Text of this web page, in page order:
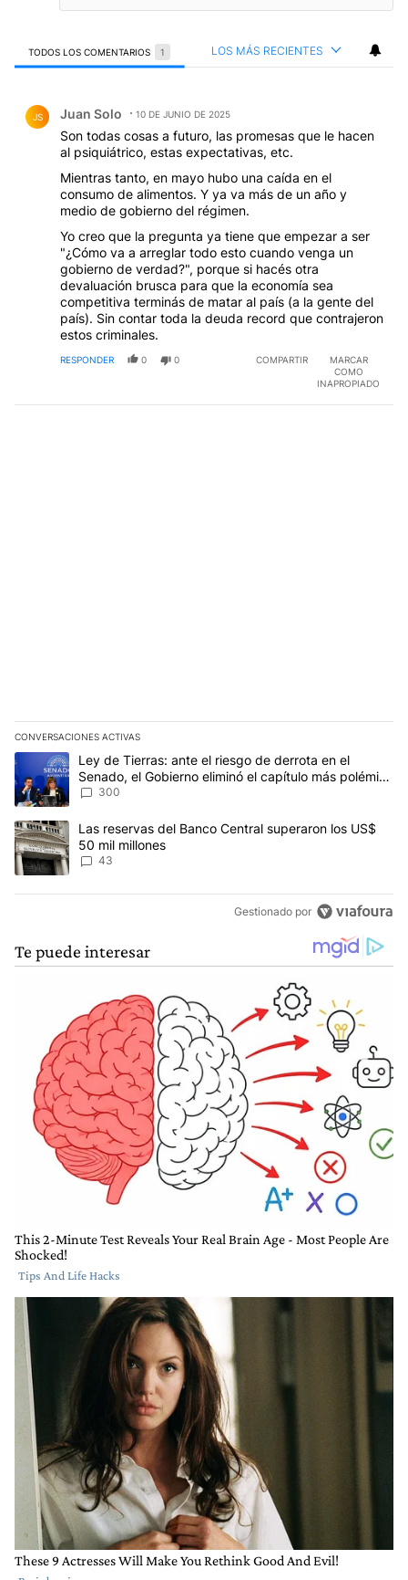
TODOS LOS COMENTARIOS 1 LOS MÁS RECIENTES
JS Juan Solo 10 DE JUNIO DE 2025
Son todas cosas a futuro, las promesas que le hacen
al psiquiátrico, estas expectativas, etc.
Mientras tanto, en mayo hubo una caída en el
consumo de alimentos. Y ya va más de un año y
medio de gobierno del régimen.
Yo creo que la pregunta ya tiene que empezar a ser
"¿Cómo va a arreglar todo esto cuando venga un
gobierno de verdad?", porque si hacés otra
devaluación brusca para que la economía sea
competitiva terminás de matar al país (a la gente del
país). Sin contar toda la deuda record que contrajeron
estos criminales.
RESPONDER 0 0 COMPARTIR
MARCAR
COMO
INAPROPIADO
CONVERSACIONES ACTIVAS
Este listado muestra los artículos con más comentarios en los
Un artículo de tendencia con el título "Ley de Tierras: ante el
Ley de Tierras: ante el riesgo de derrota en el
Senado, el Gobierno eliminó el capítulo más polémico
del proyecto
300
Un artículo de tendencia con el título "Las reservas del Banco
Las reservas del Banco Central superaron los US$
50 mil millones
43
Gestionado por